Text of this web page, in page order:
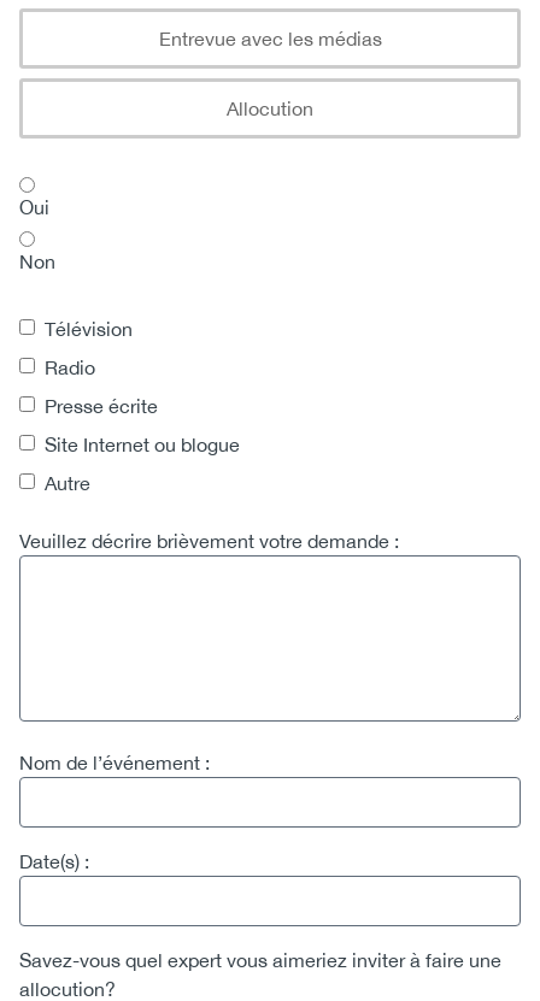
Votre demande concerne quel type d’entretien?
Entrevue avec les médias
Allocution
Souhaitez-vous parler avec un expert dans les 24
Oui
Non
L’entrevue sera diffusée dans quel type de média?
Télévision
Radio
Presse écrite
Site Internet ou blogue
Autre
Veuillez décrire brièvement votre demande :
Nom de l’événement :
Date(s) :
Savez-vous quel expert vous aimeriez inviter à faire une
allocution?